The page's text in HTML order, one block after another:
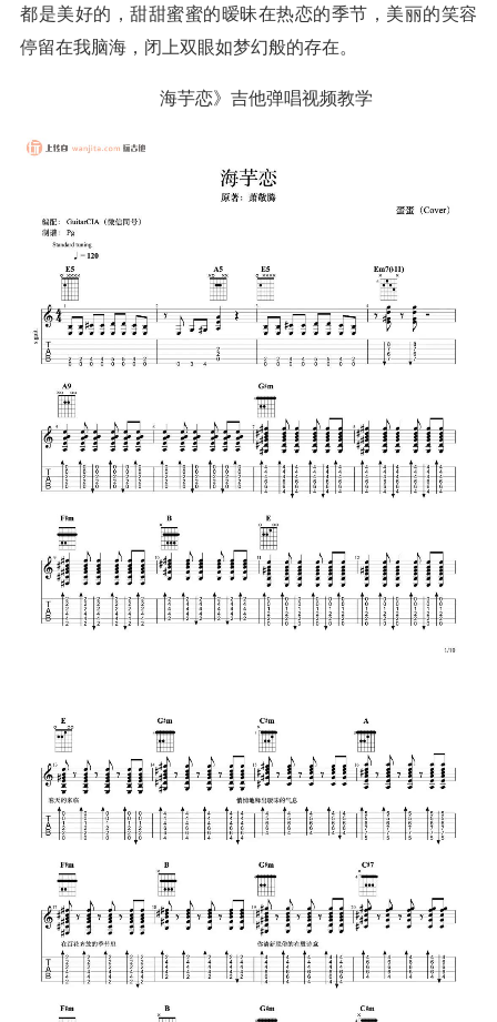
都是美好的，甜甜蜜蜜的暧昧在热恋的季节，美丽的笑容
停留在我脑海，闭上双眼如梦幻般的存在。
海芋恋》吉他弹唱视频教学